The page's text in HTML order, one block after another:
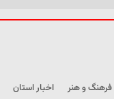
فرهنگ و هنر اخبار استان